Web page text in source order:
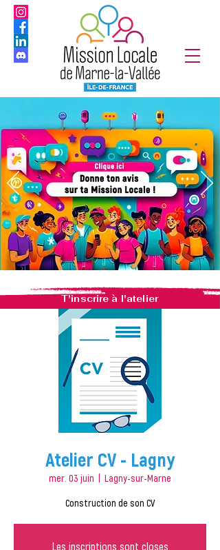
T'inscrire à l'atelier
Atelier CV - Lagny
mer. 03 juin Lagny-sur-Marne
Construction de son CV
Les inscriptions sont closes